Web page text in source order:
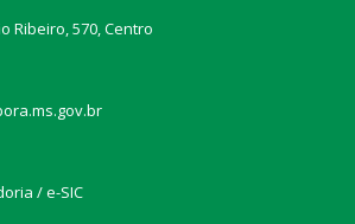
Ribeiro, 570, Centro
/ e-SIC